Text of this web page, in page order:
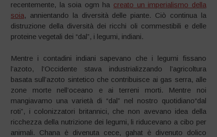
recentemente, la soia ogm ha creato un imperialismo della
soia, annientando la diversità delle piante. Ciò continua la
distruzione della diversità dei ricchi oli commestibili e delle
proteine vegetali dei “dal”, i legumi, indiani.
Mentre i contadini indiani sapevano che i legumi fissano
l’azoto, l’Occidente stava industrializzando l’agricoltura
basata sull’azoto sintetico che contribuisce ai gas serra, alle
zone morte nell’oceano e ai terreni morti. Mentre noi
mangiavamo una varietà di “dal” nel nostro quotidiano“dal
roti”, i colonizzatori britannici, che non avevano idea della
ricchezza della nutrizione dei legumi, li riducevano a cibo per
animali. Chana è divenuta cece, gahat è divenuto dolico